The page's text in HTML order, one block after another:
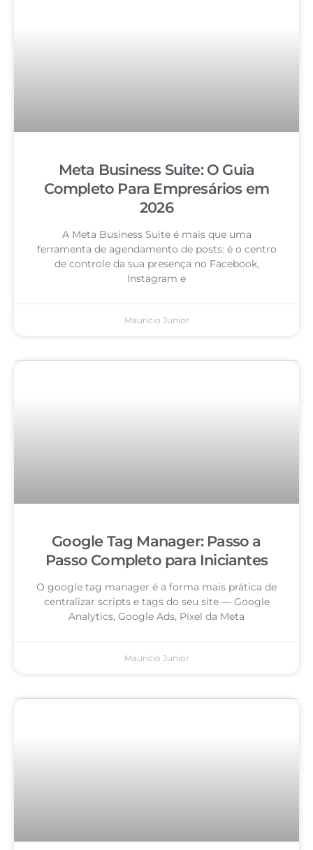
Meta Business Suite: O Guia
Completo Para Empresários em
2026
A Meta Business Suite é mais que uma
ferramenta de agendamento de posts: é o centro
de controle da sua presença no Facebook,
Instagram e
Mauricio Junior
Google Tag Manager: Passo a
Passo Completo para Iniciantes
O google tag manager é a forma mais prática de
centralizar scripts e tags do seu site — Google
Analytics, Google Ads, Pixel da Meta
Mauricio Junior